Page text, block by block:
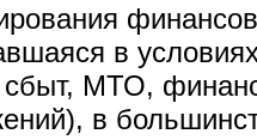
в
сбыт, МТО,
в